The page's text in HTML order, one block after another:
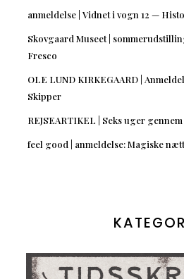
anmeldelse | Vidnet i vogn 12 —
Skovgaard Museet |
Fresco
OLE LUND KIRKEGAARD |
Skipper
REJSEARTIKEL | Seks uger
feel good | anmeldelse: Magiske